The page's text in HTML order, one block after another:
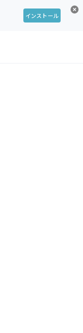
インストール